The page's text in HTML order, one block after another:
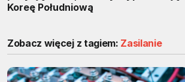
Koreę Południową
Zobacz więcej z tagiem: Zasilanie